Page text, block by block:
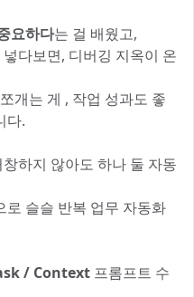
요하다는 걸 배웠고,
다보면, 디버깅 지옥이 온
개는 게 , 작업 성과도 좋
다.
하지 않아도 하나 둘 자동
로 슬슬 반복 업무 자동화
/ Context 프롬프트 수